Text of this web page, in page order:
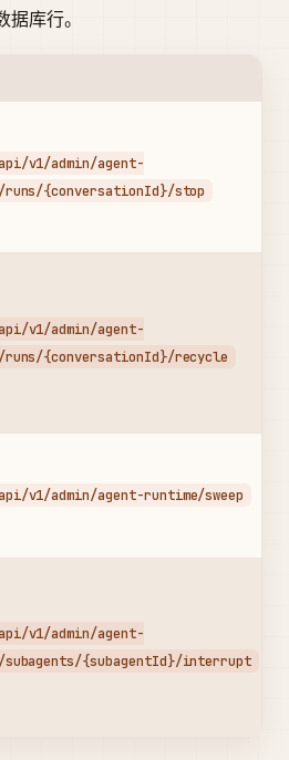
据库行。
v1/admin/agent-
runs/{conversationId}/stop
v1/admin/agent-
runs/{conversationId}/recycle
v1/admin/agent-runtime/sweep
v1/admin/agent-
subagents/{subagentId}/interrupt